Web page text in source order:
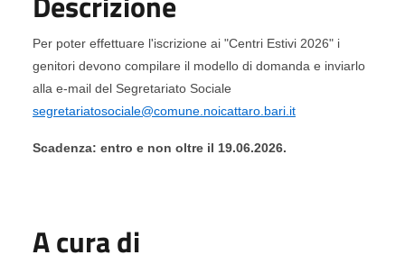
Per poter effettuare l'iscrizione ai "Centri Estivi 2026" i
genitori devono compilare il modello di domanda e inviarlo
alla e-mail del Segretariato Sociale
segretariatosociale@comune.noicattaro.bari.it
Scadenza: entro e non oltre il 19.06.2026.
A cura di